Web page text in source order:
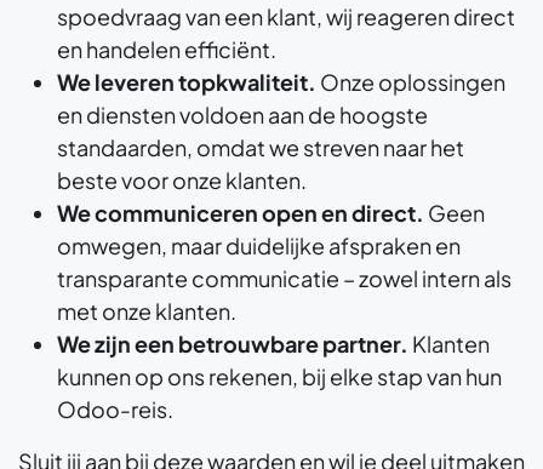
spoedvraag van een klant, wij reageren direct
en handelen efficiënt.
We leveren topkwaliteit. Onze oplossingen
en diensten voldoen aan de hoogste
standaarden, omdat we streven naar het
beste voor onze klanten.
We communiceren open en direct. Geen
omwegen, maar duidelijke afspraken en
transparante communicatie – zowel intern als
met onze klanten.
We zijn een betrouwbare partner. Klanten
kunnen op ons rekenen, bij elke stap van hun
Odoo-reis.
Sluit jij aan bij deze waarden en wil je deel uitmaken